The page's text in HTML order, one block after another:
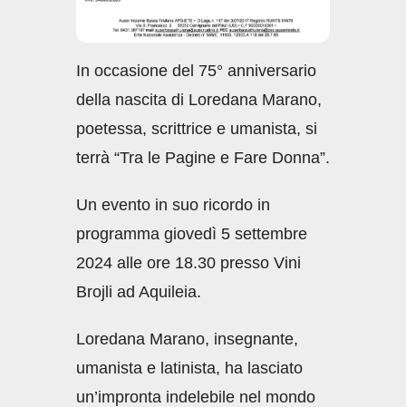
In occasione del 75° anniversario
della nascita di Loredana Marano,
poetessa, scrittrice e umanista, si
terrà “Tra le Pagine e Fare Donna”.
Un evento in suo ricordo in
programma giovedì 5 settembre
2024 alle ore 18.30 presso Vini
Brojli ad Aquileia.
Loredana Marano, insegnante,
umanista e latinista, ha lasciato
un’impronta indelebile nel mondo